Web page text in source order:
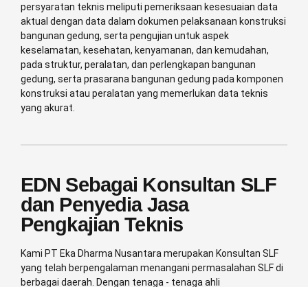
persyaratan teknis meliputi pemeriksaan kesesuaian data
aktual dengan data dalam dokumen pelaksanaan konstruksi
bangunan gedung, serta pengujian untuk aspek
keselamatan, kesehatan, kenyamanan, dan kemudahan,
pada struktur, peralatan, dan perlengkapan bangunan
gedung, serta prasarana bangunan gedung pada komponen
konstruksi atau peralatan yang memerlukan data teknis
yang akurat.
EDN Sebagai Konsultan SLF
dan Penyedia Jasa
Pengkajian Teknis
Kami PT Eka Dharma Nusantara merupakan Konsultan SLF
yang telah berpengalaman menangani permasalahan SLF di
berbagai daerah. Dengan tenaga - tenaga ahli